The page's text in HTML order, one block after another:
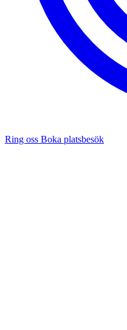
Ring oss Boka platsbesök